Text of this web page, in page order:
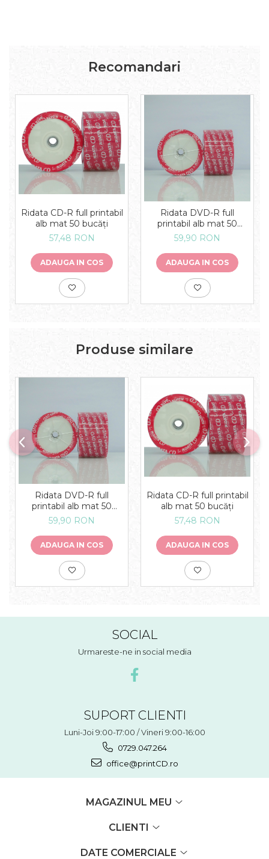
Recomandari
Ridata CD-R full printabil
alb mat 50 bucăți
57,48 RON
ADAUGA IN COS
Ridata DVD-R full
printabil alb mat 50
bucăți
59,90 RON
ADAUGA IN COS
Produse similare
Ridata DVD-R full
printabil alb mat 50
bucăți
59,90 RON
ADAUGA IN COS
Ridata CD-R full printabil
alb mat 50 bucăți
57,48 RON
ADAUGA IN COS
SOCIAL
Urmareste-ne in social media
SUPORT CLIENTI
Luni-Joi 9:00-17:00 / Vineri 9:00-16:00
0729.047.264
office@printCD.ro
MAGAZINUL MEU
CLIENTI
DATE COMERCIALE